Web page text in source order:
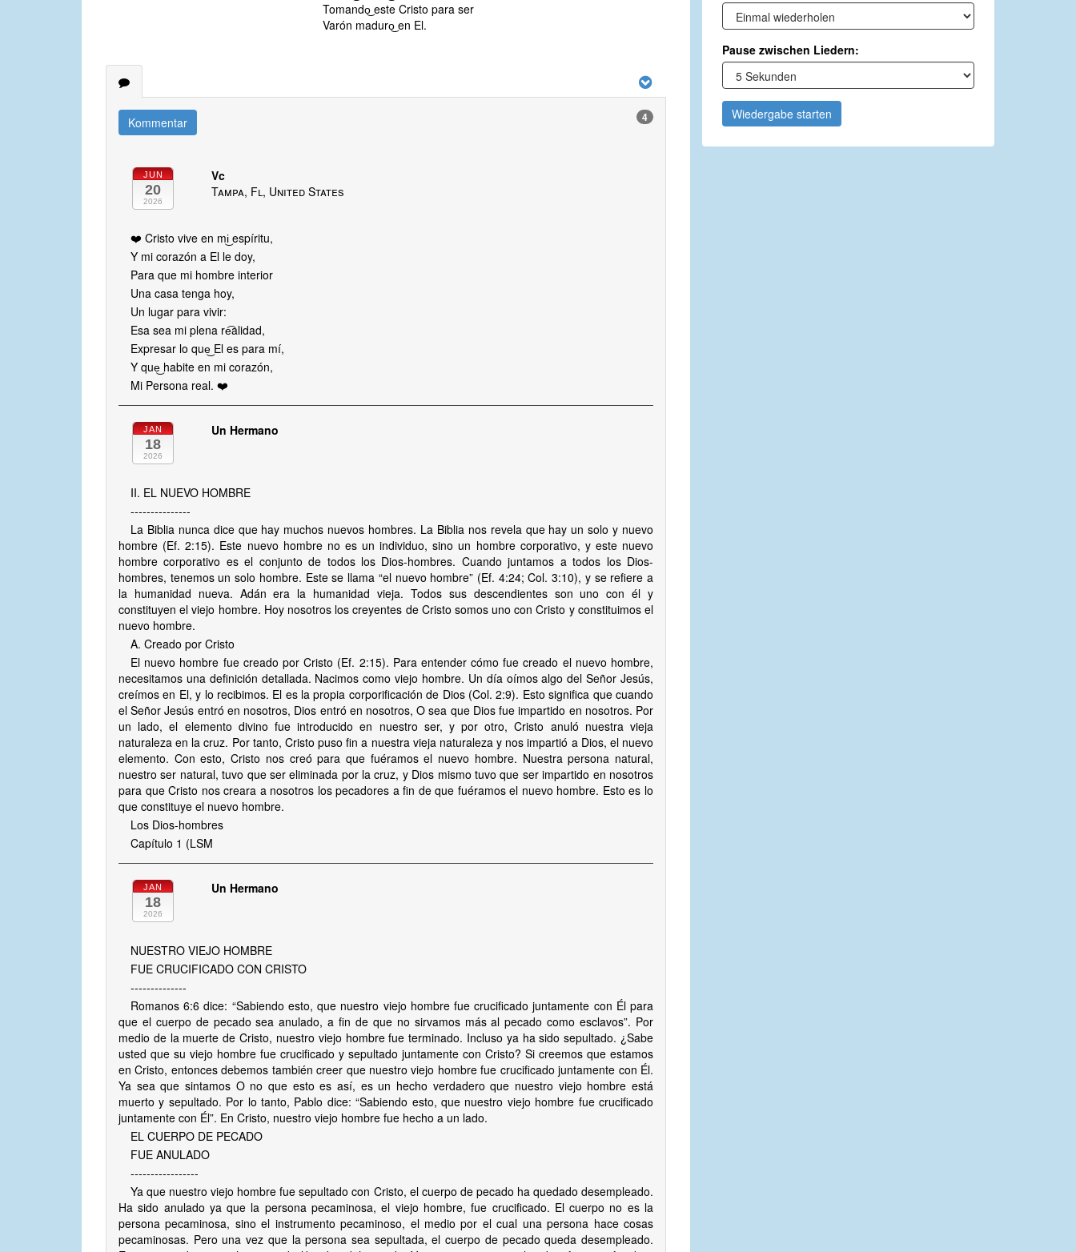
Tomando͜ este Cristo para ser
Varón maduro͜ en El.
Kommentar 4
JUN
20
2026
Vc
Tampa, Fl, United States
❤️ Cristo vive en mi͜ espíritu,
Y mi corazón a El le doy,
Para que mi hombre interior
Una casa tenga hoy,
Un lugar para vivir:
Esa sea mi plena re͡alidad,
Expresar lo que͜ El es para mí,
Y que͜ habite en mi corazón,
Mi Persona real. ❤️
JAN
18
2026
Un Hermano
II. EL NUEVO HOMBRE
---------------
La Biblia nunca dice que hay muchos nuevos hombres. La Biblia nos revela que hay un solo y nuevo
hombre (Ef. 2:15). Este nuevo hombre no es un individuo, sino un hombre corporativo, y este nuevo
hombre corporativo es el conjunto de todos los Dios-hombres. Cuando juntamos a todos los Dios-
hombres, tenemos un solo hombre. Este se llama “el nuevo hombre” (Ef. 4:24; Col. 3:10), y se refiere a
la humanidad nueva. Adán era la humanidad vieja. Todos sus descendientes son uno con él y
constituyen el viejo hombre. Hoy nosotros los creyentes de Cristo somos uno con Cristo y constituimos el
nuevo hombre.
A. Creado por Cristo
El nuevo hombre fue creado por Cristo (Ef. 2:15). Para entender cómo fue creado el nuevo hombre,
necesitamos una definición detallada. Nacimos como viejo hombre. Un día oímos algo del Señor Jesús,
creímos en El, y lo recibimos. El es la propia corporificación de Dios (Col. 2:9). Esto significa que cuando
el Señor Jesús entró en nosotros, Dios entró en nosotros, O sea que Dios fue impartido en nosotros. Por
un lado, el elemento divino fue introducido en nuestro ser, y por otro, Cristo anuló nuestra vieja
naturaleza en la cruz. Por tanto, Cristo puso fin a nuestra vieja naturaleza y nos impartió a Dios, el nuevo
elemento. Con esto, Cristo nos creó para que fuéramos el nuevo hombre. Nuestra persona natural,
nuestro ser natural, tuvo que ser eliminada por la cruz, y Dios mismo tuvo que ser impartido en nosotros
para que Cristo nos creara a nosotros los pecadores a fin de que fuéramos el nuevo hombre. Esto es lo
que constituye el nuevo hombre.
Los Dios-hombres
Capítulo 1 (LSM
JAN
18
2026
Un Hermano
NUESTRO VIEJO HOMBRE
FUE CRUCIFICADO CON CRISTO
--------------
Romanos 6:6 dice: “Sabiendo esto, que nuestro viejo hombre fue crucificado juntamente con Él para
que el cuerpo de pecado sea anulado, a fin de que no sirvamos más al pecado como esclavos”. Por
medio de la muerte de Cristo, nuestro viejo hombre fue terminado. Incluso ya ha sido sepultado. ¿Sabe
usted que su viejo hombre fue crucificado y sepultado juntamente con Cristo? Si creemos que estamos
en Cristo, entonces debemos también creer que nuestro viejo hombre fue crucificado juntamente con Él.
Ya sea que sintamos O no que esto es así, es un hecho verdadero que nuestro viejo hombre está
muerto y sepultado. Por lo tanto, Pablo dice: “Sabiendo esto, que nuestro viejo hombre fue crucificado
juntamente con Él”. En Cristo, nuestro viejo hombre fue hecho a un lado.
EL CUERPO DE PECADO
FUE ANULADO
-----------------
Ya que nuestro viejo hombre fue sepultado con Cristo, el cuerpo de pecado ha quedado desempleado.
Ha sido anulado ya que la persona pecaminosa, el viejo hombre, fue crucificado. El cuerpo no es la
persona pecaminosa, sino el instrumento pecaminoso, el medio por el cual una persona hace cosas
pecaminosas. Pero una vez que la persona sea sepultada, el cuerpo de pecado queda desempleado.
Pause zwischen Liedern:
Wiedergabe starten